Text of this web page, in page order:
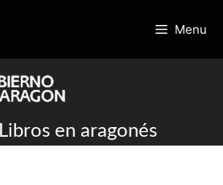
Menu
en aragonés